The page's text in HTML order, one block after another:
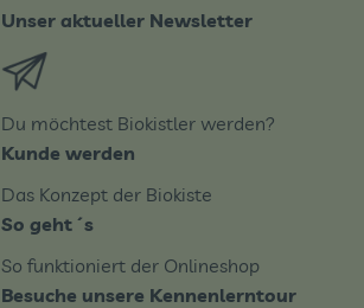
Unser aktueller Newsletter
Externer Link zu https://biobote.de/
Du möchtest Biokistler werden?
Kunde werden
Das Konzept der Biokiste
So geht´s
So funktioniert der Onlineshop
Besuche unsere Kennenlerntour